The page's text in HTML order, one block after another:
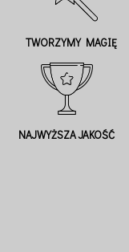
TWORZYMY MAGIĘ
NAJWYŻSZA JAKOŚĆ